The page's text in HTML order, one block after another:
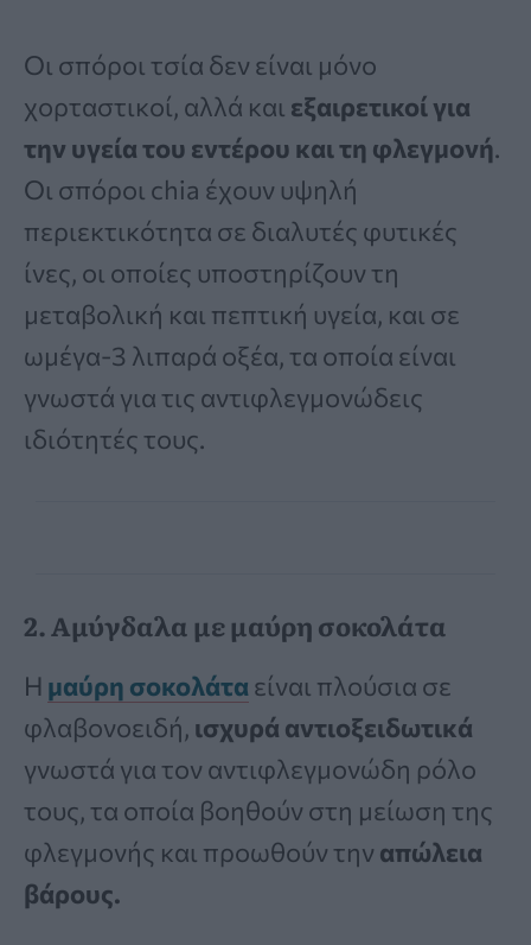
Οι σπόροι τσία δεν είναι μόνο
χορταστικοί, αλλά και εξαιρετικοί για
την υγεία του εντέρου και τη φλεγμονή.
Οι σπόροι chia έχουν υψηλή
περιεκτικότητα σε διαλυτές φυτικές
ίνες, οι οποίες υποστηρίζουν τη
μεταβολική και πεπτική υγεία, και σε
ωμέγα-3 λιπαρά οξέα, τα οποία είναι
γνωστά για τις αντιφλεγμονώδεις
ιδιότητές τους.
2. Αμύγδαλα με μαύρη σοκολάτα
Η μαύρη σοκολάταείναι πλούσια σε
φλαβονοειδή, ισχυρά αντιοξειδωτικά
γνωστά για τον αντιφλεγμονώδη ρόλο
τους, τα οποία βοηθούν στη μείωση της
φλεγμονής και προωθούν την απώλεια
βάρους.